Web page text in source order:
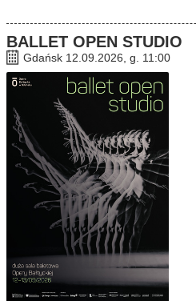
BALLET OPEN STUDIO
Gdańsk 12.09.2026, g. 11:00